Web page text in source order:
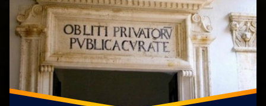
Švicarska
Villigen
Wartburg